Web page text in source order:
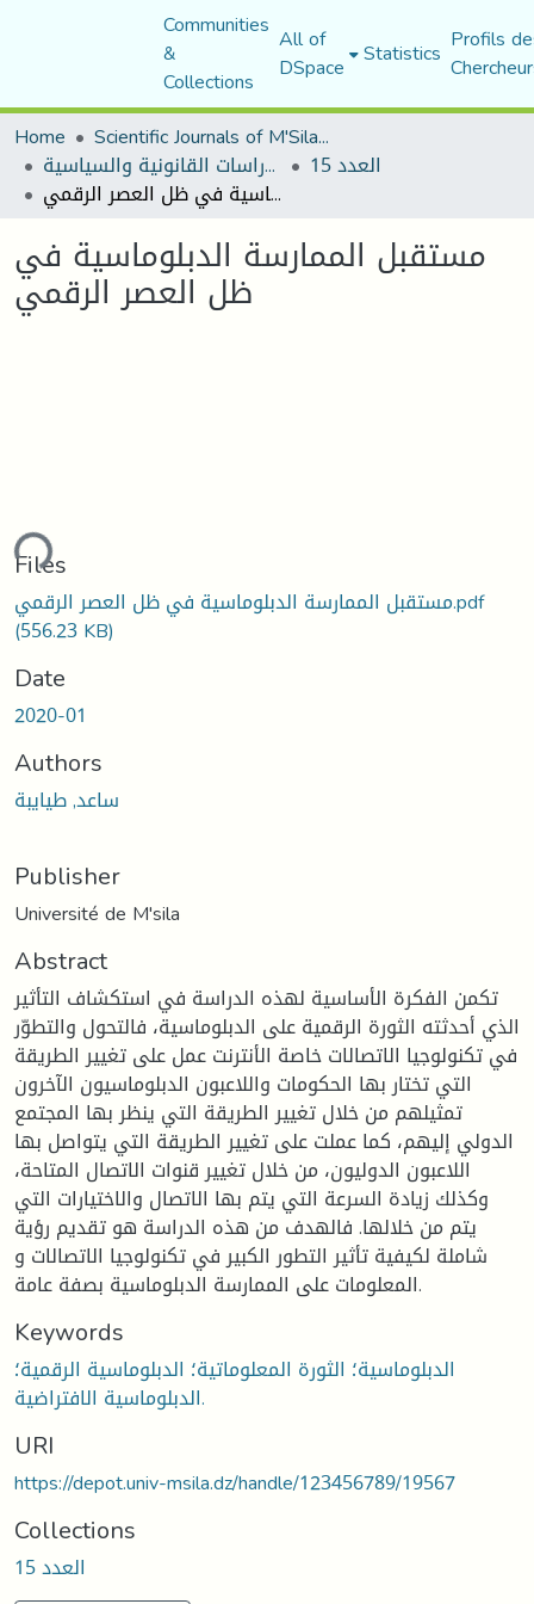
Communities
&
Collections
All of
DSpace Statistics Profils
Home
Scientific Journals of M'Sila University
مجلة الأستاذ الباحث للدراسات القانونية والسياسية العدد 15
مستقبل الممارسة الدبلوماسية في ظل العصر الرقمي
مستقبل الممارسة الدبلوماسية في
ظل العصر الرقمي
Files
مستقبل الممارسة الدبلوماسية في ظل العصر الرقمي.pdf
(556.23 KB)
Date
2020-01
Authors
ساعد, طيايبة
Publisher
Université de M'sila
Abstract
تكمن الفكرة الأساسية لهذه الدراسة في استكشاف التأثير
الذي أحدثته الثورة الرقمية على الدبلوماسية، فالتحول والتطوّر
في تكنولوجيا الاتصالات خاصة الأنترنت عمل على تغيير الطريقة
التي تختار بها الحكومات واللاعبون الدبلوماسيون الآخرون
تمثيلهم من خلال تغيير الطريقة التي ينظر بها المجتمع
الدولي إليهم، كما عملت على تغيير الطريقة التي يتواصل بها
اللاعبون الدوليون، من خلال تغيير قنوات الاتصال المتاحة،
وكذلك زيادة السرعة التي يتم بها الاتصال والاختيارات التي
يتم من خلالها. فالهدف من هذه الدراسة هو تقديم رؤية
شاملة لكيفية تأثير التطور الكبير في تكنولوجيا الاتصالات و
المعلومات على الممارسة الدبلوماسية بصفة عامة.
Keywords
الدبلوماسية؛ الثورة المعلوماتية؛ الدبلوماسية الرقمية؛
الدبلوماسية الافتراضية.
URI
https://depot.univ-msila.dz/handle/123456789/19567
Collections
العدد 15